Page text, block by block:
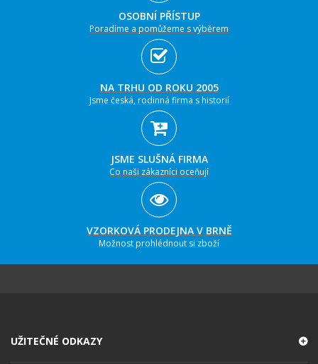
OSOBNÍ PŘÍSTUP
Poradíme a pomůžeme s výběrem
NA TRHU OD ROKU 2005
Jsme česká, rodinná firma s historií
JSME SLUŠNÁ FIRMA
Co naši zákazníci oceňují
VZORKOVÁ PRODEJNA V BRNĚ
Možnost prohlédnout si zboží
UŽITEČNÉ ODKAZY